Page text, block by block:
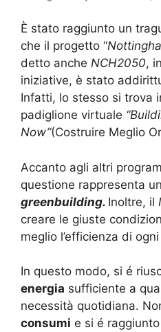
È stato raggiunto un
che il progetto “
detto anche NCH2050,
iniziative, è stato
Infatti, lo stesso si trova
padiglione virtuale
Now”(Costruire Meglio
Accanto agli altri
questione rappresenta un
greenbuilding. Inoltre, il
creare le giuste
meglio l’efficienza di
In questo modo, si é
energia sufficiente a
necessità quotidiana.
consumi e si é